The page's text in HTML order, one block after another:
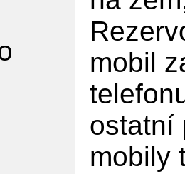
mobil
ostatní
mobily